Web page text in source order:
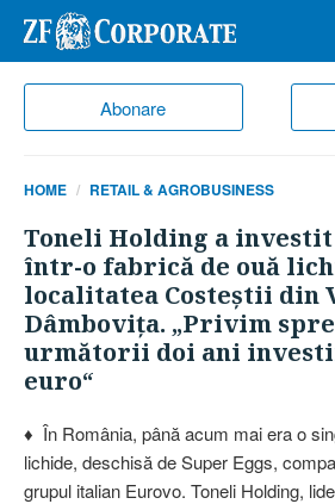
Abonare
HOME RETAIL & AGROBUSINESS
Toneli Holding a
într-o fabrică de ouă
localitatea Costeştii din
Dâmboviţa. „Privim
următorii doi ani
euro“
♦ În România, până acum mai era o
lichide, deschisă de Super Eggs,
grupul italian Eurovo. Toneli Holding,